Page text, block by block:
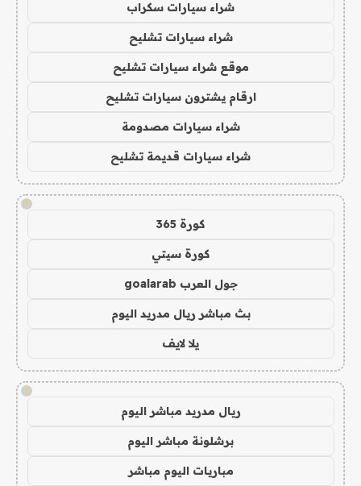
شراء سيارات سكراب
شراء سيارات تشليح
موقع شراء سيارات تشليح
ارقام يشترون سيارات تشليح
شراء سيارات مصدومة
شراء سيارات قديمة تشليح
!
كورة 365
كورة سيتي
جول العرب goalarab
بث مباشر ريال مدريد اليوم
يلا لايف
!
ريال مدريد مباشر اليوم
برشلونة مباشر اليوم
مباريات اليوم مباشر